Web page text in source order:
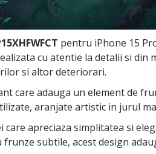
pentru iPhone 15
cu atentie la detalii si
si altor deteriorari.
care adauga un element de
aranjate artistic in jurul
apreciaza simplitatea si
subtile, acest design